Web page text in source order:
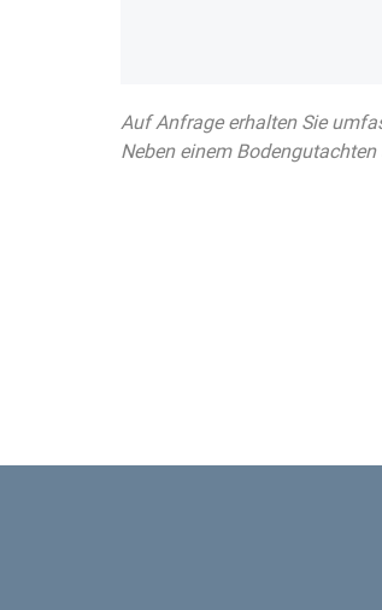
Auf Anfrage erhalten Sie
Neben einem